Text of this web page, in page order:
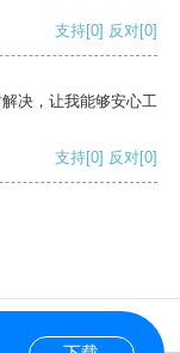
支持[0] 反对[0]
决，让我能够安心工
支持[0] 反对[0]